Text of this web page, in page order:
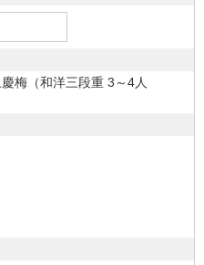
梅（和洋三段重 3～4人